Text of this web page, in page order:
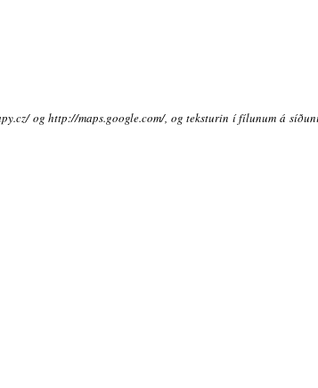
og http://maps.google.com/, og teksturin í fílunum á